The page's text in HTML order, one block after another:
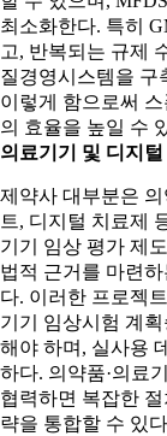
최소화한다. 특히
고, 반복되는 규제
질경영시스템을 구
이렇게 함으로써
의 효율을 높일 수
의료기기 및 디지
제약사 대부분은
트, 디지털 치료제
기기 임상 평가 제
법적 근거를 마련
다. 이러한 프로젝
기기 임상시험 계
해야 하며, 실사용
하다. 의약품·의료
협력하면 복잡한
략을 통합할 수 있